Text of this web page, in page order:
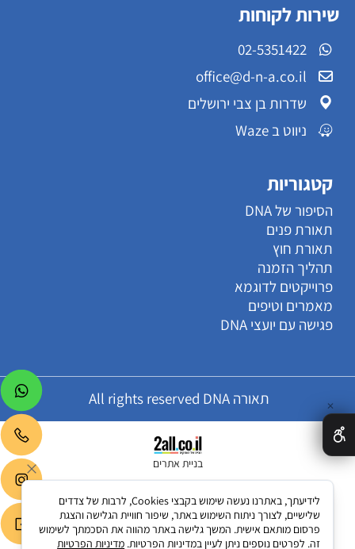
שירות לקוחות
02-5351422
office@d-n-a.co.il
שדרות בן צבי ירושלים
ניווט ב Waze
קטגוריות
הסיפור של DNA
תאורת פנים
תאורת חוץ
תהליך הזמנה
פרוייקטים לדוגמא
מאמרים וטיפים
פגישה עם יועצי DNA
תאורה All rights reserved DNA
בניית אתרים
✕
לידיעתך, באתרנו נעשה שימוש בקבצי Cookies, לרבות של צדדים
שלישיים, לצורך ניתוח השימוש באתר, שיפור חוויית הגלישה והצגת
פרסום מותאם אישית. המשך גלישה באתר מהווה את הסכמתך לשימוש
זה. לפרטים נוספים ניתן לעיין במדיניות הפרטיות. מדיניות הפרטיות